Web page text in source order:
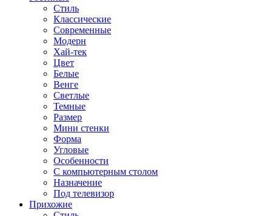
Стиль
Классические
Современные
Модерн
Хай-тек
Цвет
Белые
Венге
Светлые
Темные
Размер
Мини стенки
Форма
Угловые
Особенности
С компьютерным столом
Назначение
Под телевизор
Прихожие